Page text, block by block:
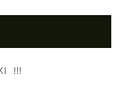
!!!